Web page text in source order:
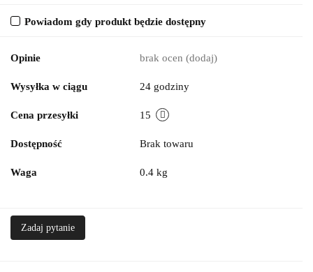
Powiadom gdy produkt będzie dostępny
Opinie brak ocen (dodaj)
Wysyłka w ciągu 24 godziny
Cena przesyłki 15
Dostępność Brak towaru
Waga 0.4 kg
Zadaj pytanie